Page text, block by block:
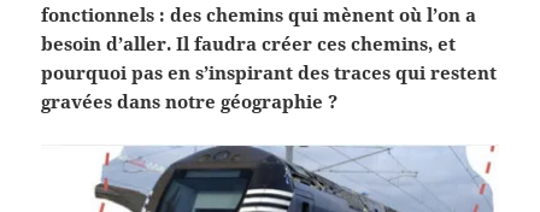
fonctionnels : des chemins qui mènent où l’on a
besoin d’aller. Il faudra créer ces chemins, et
pourquoi pas en s’inspirant des traces qui restent
gravées dans notre géographie ?